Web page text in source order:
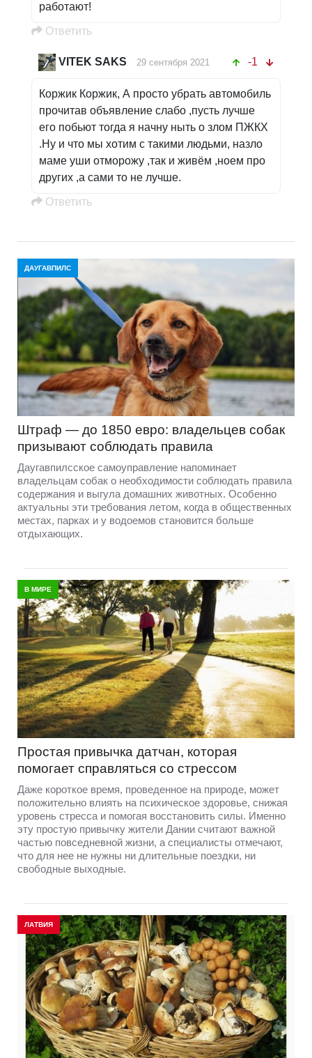
работают!
Oтветить
VITEK SAKS 29 сентября 2021 -1
Коржик Коржик, А просто убрать автомобиль
прочитав объявление слабо ,пусть лучше
его побьют тогда я начну ныть о злом ПЖКХ
.Ну и что мы хотим с такими людьми, назло
маме уши отморожу ,так и живём ,ноем про
других ,а сами то не лучше.
Oтветить
ДАУГАВПИЛС
Штраф — до 1850 евро: владельцев собак
призывают соблюдать правила
Даугавпилсское самоуправление напоминает
владельцам собак о необходимости соблюдать правила
содержания и выгула домашних животных. Особенно
актуальны эти требования летом, когда в общественных
местах, парках и у водоемов становится больше
отдыхающих.
В МИРЕ
Простая привычка датчан, которая
помогает справляться со стрессом
Даже короткое время, проведенное на природе, может
положительно влиять на психическое здоровье, снижая
уровень стресса и помогая восстановить силы. Именно
эту простую привычку жители Дании считают важной
частью повседневной жизни, а специалисты отмечают,
что для нее не нужны ни длительные поездки, ни
свободные выходные.
ЛАТВИЯ